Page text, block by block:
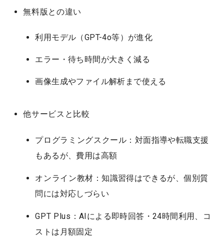
無料版との違い
利用モデル（GPT-4o等）が進化
エラー・待ち時間が大きく減る
画像生成やファイル解析まで使える
他サービスと比較
プログラミングスクール ：対面指導や転職支援
もあるが、費用は高額
オンライン教材 ：知識習得はできるが、個別質
問には対応しづらい
GPT Plus ：AIによる即時回答・24時間利用、コ
ストは月額固定